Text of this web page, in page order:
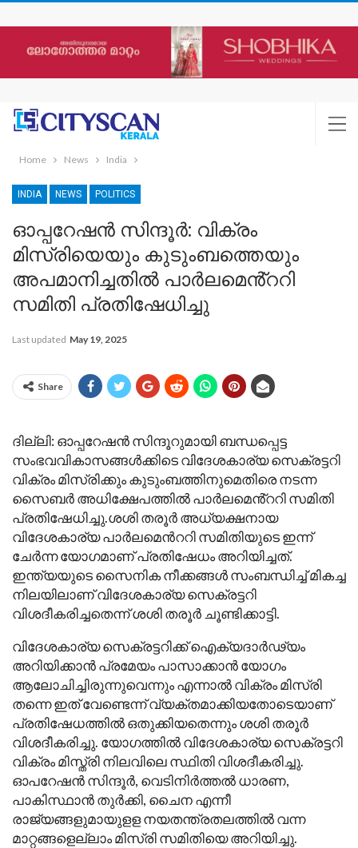
Home News India
INDIA NEWS POLITICS
ഓപ്പറേഷൻ സിന്ദൂര്‍: വിക്രം
മിസ്രിയെയും കുടുംബത്തെയും
അപമാനിച്ചതില്‍ പാര്‍ലമെൻ്ററി
സമിതി പ്രതിഷേധിച്ചു
Last updated May 19, 2025
Share
ദില്ലി: ഓപ്പറേഷൻ സിന്ദൂറുമായി ബന്ധപ്പെട്ട
സംഭവവികാസങ്ങള്‍ക്കിടെ വിദേശകാര്യ സെക്രട്ടറി
വിക്രം മിസ്രിക്കും കുടുംബത്തിനുമെതിരെ നടന്ന
സൈബർ അധിക്ഷേപത്തില്‍ പാർലമെൻ്ററി സമിതി
പ്രതിഷേധിച്ചു.ശശി തരൂര്‍ അധ്യക്ഷനായ
വിദേശകാര്യ പാര്‍ലമെന്‍ററി സമിതിയുടെ ഇന്ന്
ചേർന്ന യോഗമാണ് പ്രതിഷേധം അറിയിച്ചത്.
ഇന്ത്യയുടെ സൈനിക നീക്കങ്ങള്‍ സംബന്ധിച്ച്‌ മികച്ച
നിലയിലാണ് വിദേശകാര്യ സെക്രട്ടറി
വിശദീകരിച്ചതെന്ന് ശശി തരൂർ ചൂണ്ടിക്കാട്ടി.
വിദേശകാര്യ സെക്രട്ടറിക്ക് ഐക്യദാർഢ്യം
അറിയിക്കാൻ പ്രമേയം പാസാക്കാൻ യോഗം
ആലോചിച്ചിരുന്നുവെന്നും എന്നാല്‍ വിക്രം മിസ്രി
തന്നെ ഇത് വേണ്ടെന്ന് വ്യക്തമാക്കിയതോടെയാണ്
പ്രതിഷേധത്തില്‍ ഒതുക്കിയതെന്നും ശശി തരൂർ
വിശദീകരിച്ചു. യോഗത്തില്‍ വിദേശകാര്യ സെക്രട്ടറി
വിക്രം മിസ്ത്രി നിലവിലെ സ്ഥിതി വിശദീകരിച്ചു.
ഓപറേഷന്‍ സിന്ദൂര്‍, വെടിനിര്‍ത്തല്‍ ധാരണ,
പാകിസ്ഥാന്‍ തുര്‍ക്കി, ചൈന എന്നീ
രാജ്യങ്ങളുമായുളള നയതന്ത്രതലത്തില്‍ വന്ന
മാറ്റങ്ങളെല്ലാം മിസ്രി സമിതിയെ അറിയിച്ചു.